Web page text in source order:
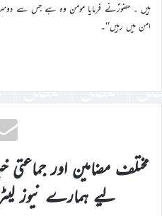
ہیں ۔ حضورؐنے فرمایا مومن وہ ہے جس سے
امن میں رہیں‘‘۔
مختلف مضامین اور
لیے ہمارے نیوز